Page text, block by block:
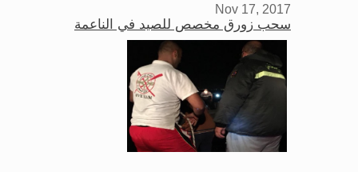
Nov 17, 2017
سحب زورق مخصص للصيد في الناعمة